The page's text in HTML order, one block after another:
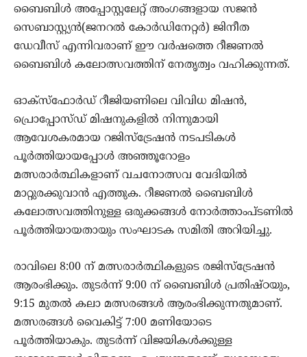
ബൈബിൾ അപ്പോസ്റ്റലേറ്റ് അംഗങ്ങളായ സജൻ
സെബാസ്റ്റ്യൻ(ജനറൽ കോർഡിനേറ്റർ) ജിനീത
ഡേവീസ് എന്നിവരാണ് ഈ വർഷത്തെ റീജണൽ
ബൈബിൾ കലോത്സവത്തിന് നേതൃത്വം വഹിക്കുന്നത്.
ഓക്സ്ഫോർഡ് റീജിയണിലെ വിവിധ മിഷൻ,
പ്രൊപ്പോസ്ഡ് മിഷനുകളിൽ നിന്നുമായി
ആവേശകരമായ റജിസ്‌ട്രേഷൻ നടപടികൾ
പൂർത്തിയായപ്പോൾ അഞ്ഞൂറോളം
മത്സരാർത്ഥികളാണ് വചനോത്സവ വേദിയിൽ
മാറ്റുരക്കുവാൻ എത്തുക. റീജണൽ ബൈബിൾ
കലോത്സവത്തിനുള്ള ഒരുക്കങ്ങൾ നോർത്താംപ്ടണിൽ
പൂർത്തിയായതായും സംഘാടക സമിതി അറിയിച്ചു.
രാവിലെ 8:00 ന് മത്സരാർത്ഥികളുടെ രജിസ്ട്രേഷൻ
ആരംഭിക്കും. തുടർന്ന് 9:00 ന് ബൈബിൾ പ്രതിഷ്ഠയും,
9:15 മുതൽ കലാ മത്സരങ്ങൾ ആരംഭിക്കുന്നതുമാണ്.
മത്സരങ്ങൾ വൈകിട്ട് 7:00 മണിയോടെ
പൂർത്തിയാകും. തുടർന്ന് വിജയികൾക്കുള്ള